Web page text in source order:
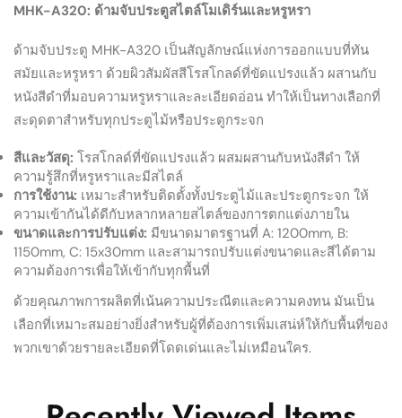
MHK-A320: ด้ามจับประตูสไตล์โมเดิร์นและหรูหรา
ด้ามจับประตู MHK-A320 เป็นสัญลักษณ์แห่งการออกแบบที่ทัน
สมัยและหรูหรา ด้วยผิวสัมผัสสีโรสโกลด์ที่ขัดแปรงแล้ว ผสานกับ
หนังสีดำที่มอบความหรูหราและละเอียดอ่อน ทำให้เป็นทางเลือกที่
สะดุดตาสำหรับทุกประตูไม้หรือประตูกระจก
สีและวัสดุ: โรสโกลด์ที่ขัดแปรงแล้ว ผสมผสานกับหนังสีดำ ให้
ความรู้สึกที่หรูหราและมีสไตล์
การใช้งาน: เหมาะสำหรับติดตั้งทั้งประตูไม้และประตูกระจก ให้
ความเข้ากันได้ดีกับหลากหลายสไตล์ของการตกแต่งภายใน
ขนาดและการปรับแต่ง: มีขนาดมาตรฐานที่ A: 1200mm, B:
1150mm, C: 15x30mm และสามารถปรับแต่งขนาดและสีได้ตาม
ความต้องการเพื่อให้เข้ากับทุกพื้นที่
ด้วยคุณภาพการผลิตที่เน้นความประณีตและความคงทน มันเป็น
เลือกที่เหมาะสมอย่างยิ่งสำหรับผู้ที่ต้องการเพิ่มเสน่ห์ให้กับพื้นที่ของ
พวกเขาด้วยรายละเอียดที่โดดเด่นและไม่เหมือนใคร.